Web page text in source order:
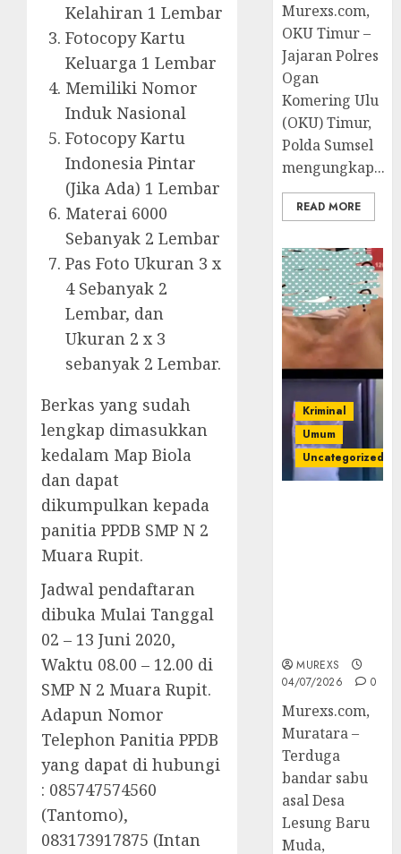
Kelahiran 1 Lembar
Fotocopy Kartu
Keluarga 1 Lembar
Memiliki Nomor
Induk Nasional
Fotocopy Kartu
Indonesia Pintar
(Jika Ada) 1 Lembar
Materai 6000
Sebanyak 2 Lembar
Pas Foto Ukuran 3 x
4 Sebanyak 2
Lembar, dan
Ukuran 2 x 3
sebanyak 2 Lembar.
Berkas yang sudah
lengkap dimasukkan
kedalam Map Biola
dan dapat
dikumpulkan kepada
panitia PPDB SMP N 2
Muara Rupit.
Jadwal pendaftaran
dibuka Mulai Tanggal
02 – 13 Juni 2020,
Waktu 08.00 – 12.00 di
SMP N 2 Muara Rupit.
Adapun Nomor
Telephon Panitia PPDB
yang dapat di hubungi
: 085747574560
(Tantomo),
083173917875 (Intan
Murexs.com,
OKU Timur –
Jajaran Polres
Ogan
Komering Ulu
(OKU) Timur,
Polda Sumsel
mengungkap...
READ MORE
Kriminal
Umum
Uncategorized
MUREXS
04/07/2026
0
Murexs.com,
Muratara –
Terduga
bandar sabu
asal Desa
Lesung Baru
Muda,